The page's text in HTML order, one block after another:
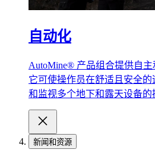
自动化
AutoMine® 产品组合提供自主
它可使操作员在舒适且安全
和监视多个地下和露天设备的
新闻和资源